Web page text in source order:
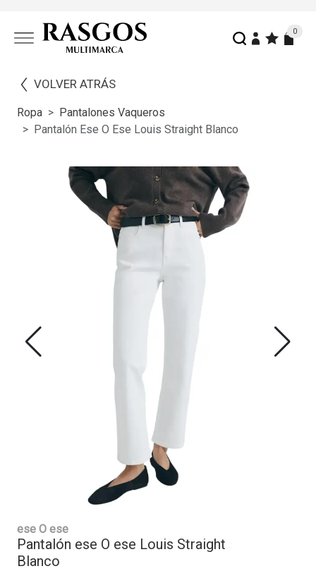
0
VOLVER ATRÁS
Ropa
Pantalones Vaqueros
Pantalón Ese O Ese Louis Straight Blanco
ese O ese
Pantalón ese O ese Louis Straight
Blanco